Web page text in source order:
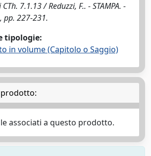
7.1.13 / Reduzzi, F.. - STAMPA. -
pp. 227-231.
tipologie:
in volume (Capitolo o Saggio)
associati a questo prodotto.